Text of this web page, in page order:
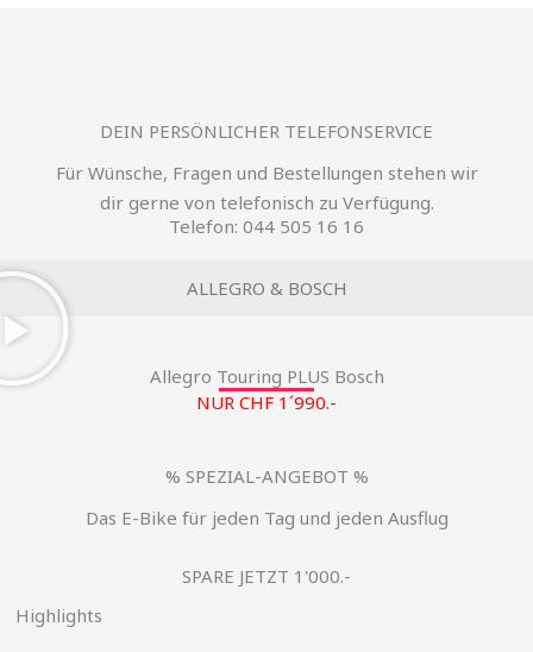
DEIN PERSÖNLICHER TELEFONSERVICE
Für Wünsche, Fragen und Bestellungen stehen wir
dir gerne von telefonisch zu Verfügung.
Telefon: 044 505 16 16
ALLEGRO & BOSCH
Allegro Touring PLUS Bosch
NUR CHF 1´990.-
% SPEZIAL-ANGEBOT %
Das E-Bike für jeden Tag und jeden Ausflug
SPARE JETZT 1'000.-
Highlights